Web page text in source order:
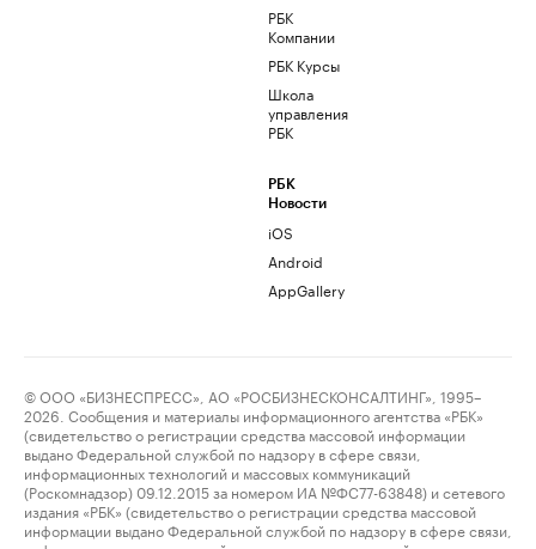
РБК
Компании
РБК Курсы
Школа
управления
РБК
РБК
Новости
iOS
Android
AppGallery
© ООО «БИЗНЕСПРЕСС», АО «РОСБИЗНЕСКОНСАЛТИНГ», 1995–
2026. Сообщения и материалы информационного агентства «РБК»
(свидетельство о регистрации средства массовой информации
выдано Федеральной службой по надзору в сфере связи,
информационных технологий и массовых коммуникаций
(Роскомнадзор) 09.12.2015 за номером ИА №ФС77-63848) и сетевого
издания «РБК» (свидетельство о регистрации средства массовой
информации выдано Федеральной службой по надзору в сфере связи,